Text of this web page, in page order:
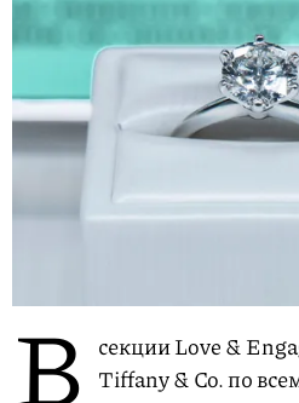
В
секции Love &
Tiffany & Co. по